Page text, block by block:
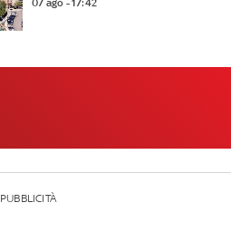
07 ago - 17:42
PUBBLICITÀ